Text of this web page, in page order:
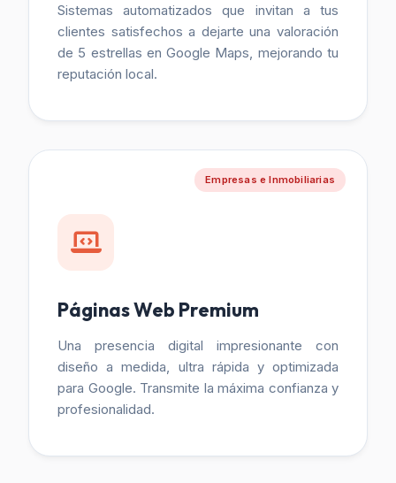
Sistemas automatizados que invitan a tus
clientes satisfechos a dejarte una valoración
de 5 estrellas en Google Maps, mejorando tu
reputación local.
Empresas e Inmobiliarias
Páginas Web Premium
Una presencia digital impresionante con
diseño a medida, ultra rápida y optimizada
para Google. Transmite la máxima confianza y
profesionalidad.